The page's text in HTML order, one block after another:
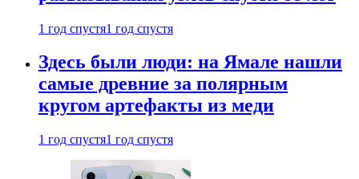
1 год спустя1 год спустя
Здесь были люди: на Ямале нашли
самые древние за полярным
кругом артефакты из меди
1 год спустя1 год спустя